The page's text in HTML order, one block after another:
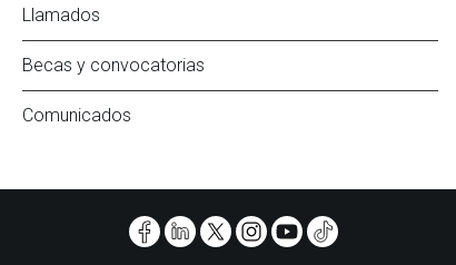
Llamados
Becas y convocatorias
Comunicados